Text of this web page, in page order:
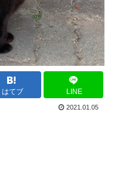
はてブ LINE
2021.01.05